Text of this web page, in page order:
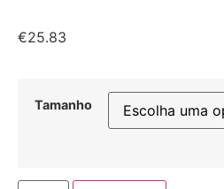
€25.83
Tamanho